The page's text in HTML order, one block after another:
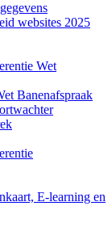
websites 2025
Wet
Banenafspraak
E-learning en